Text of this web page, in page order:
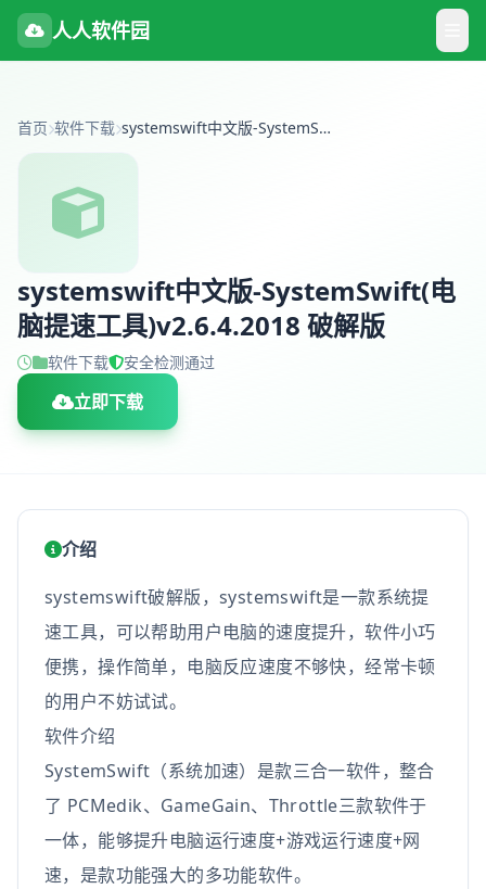
人人软件园
首页 软件下载 systemswift中文版-SystemSwift(电脑提速工具)v2.6.4.2018 破解版
systemswift中文版-SystemSwift(电
脑提速工具)v2.6.4.2018 破解版
软件下载 安全检测通过
立即下载
介绍
systemswift破解版，systemswift是一款系统提
速工具，可以帮助用户电脑的速度提升，软件小巧
便携，操作简单，电脑反应速度不够快，经常卡顿
的用户不妨试试。
软件介绍
SystemSwift（系统加速）是款三合一软件，整合
了 PCMedik、GameGain、Throttle三款软件于
一体，能够提升电脑运行速度+游戏运行速度+网
速，是款功能强大的多功能软件。